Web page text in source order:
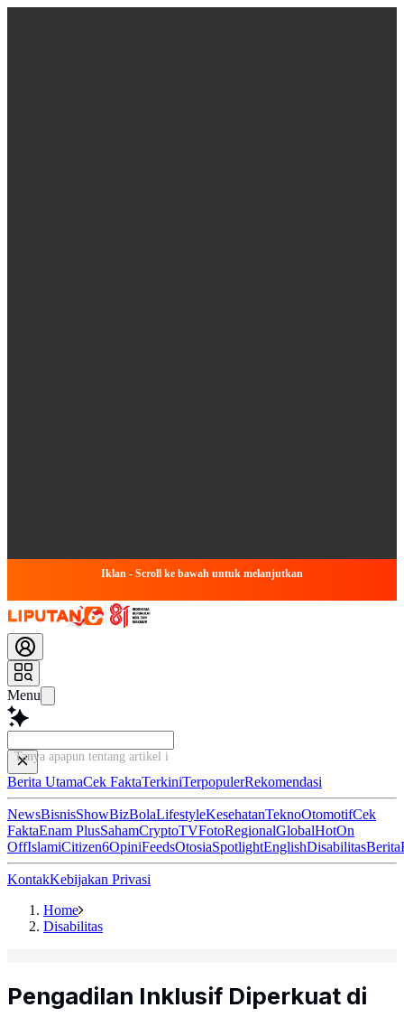
Iklan - Scroll ke bawah untuk melanjutkan
Menu
Tanya apapun tentang artikel ini...
Berita UtamaCek FaktaTerkiniTerpopulerRekomendasi
NewsBisnisShowBizBolaLifestyleKesehatanTeknoOtomotifCek
FaktaEnam PlusSahamCryptoTVFotoRegionalGlobalHotOn
OffIslamiCitizen6OpiniFeedsOtosiaSpotlightEnglishDisabilitasBerita
KontakKebijakan Privasi
Home
Disabilitas
Pengadilan Inklusif Diperkuat di